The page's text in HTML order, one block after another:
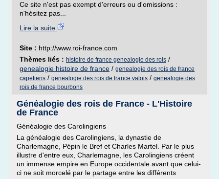
Ce site n'est pas exempt d'erreurs ou d'omissions :
n'hésitez pas...
Lire la suite
Site : http://www.roi-france.com
Thèmes liés : histoire de france genealogie des rois /
genealogie histoire de france / genealogie des rois de france
capetiens / genealogie des rois de france valois / genealogie des
rois de france bourbons
Généalogie des rois de France - L'Histoire
de France
Généalogie des Carolingiens
La généalogie des Carolingiens, la dynastie de
Charlemagne, Pépin le Bref et Charles Martel. Par le plus
illustre d'entre eux, Charlemagne, les Carolingiens créent
un immense empire en Europe occidentale avant que celui-
ci ne soit morcelé par le partage entre les différents